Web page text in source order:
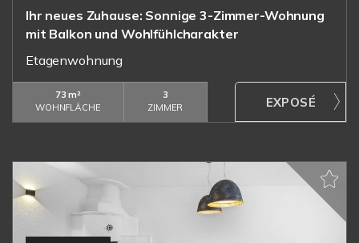
Ihr neues Zuhause: Sonnige 3-Zimmer-Wohnung
mit Balkon und Wohlfühlcharakter
Etagenwohnung
73 m²
WOHNFLÄCHE
3
ZIMMER